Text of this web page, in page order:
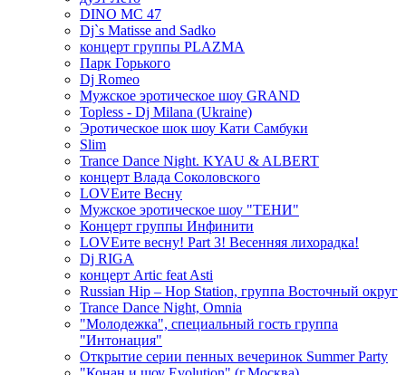
DINO MC 47
Dj`s Matisse and Sadko
концерт группы PLAZMA
Парк Горького
Dj Romeo
Мужское эротическое шоу GRAND
Topless - Dj Milana (Ukraine)
Эротическое шок шоу Кати Самбуки
Slim
Trance Dance Night. KYAU & ALBERT
концерт Влада Соколовского
LOVEите Весну
Мужское эротическое шоу "ТЕНИ"
Концерт группы Инфинити
LOVEите весну! Part 3! Весенняя лихорадка!
Dj RIGA
концерт Artic feat Asti
Russian Hip – Hop Station, группа Восточный округ
Trance Dance Night, Omnia
"Молодежка", специальный гость группа
"Интонация"
Открытие серии пенных вечеринок Summer Party